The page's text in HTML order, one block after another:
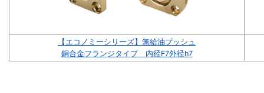
【エコノミーシリーズ】無給油ブッシュ
銅合金フランジタイプ 内径F7外径h7